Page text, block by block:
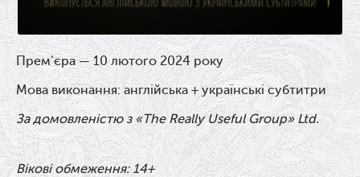
Прем'єра — 10 лютого 2024 року
Мова виконання: англійська + українські субтитри
За домовленістю з «The Really Useful Group» Ltd.
Вікові обмеження: 14+